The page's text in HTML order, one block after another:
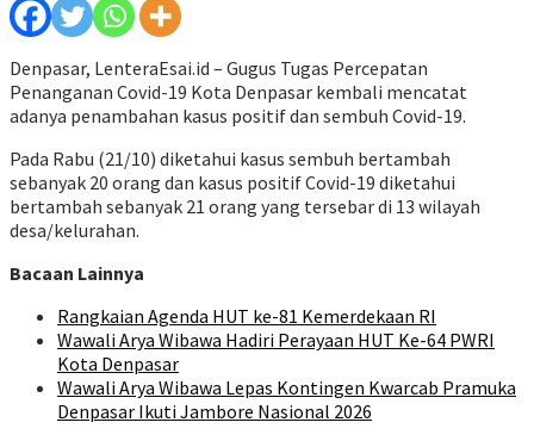
Denpasar, LenteraEsai.id – Gugus Tugas Percepatan
Penanganan Covid-19 Kota Denpasar kembali mencatat
adanya penambahan kasus positif dan sembuh Covid-19.
Pada Rabu (21/10) diketahui kasus sembuh bertambah
sebanyak 20 orang dan kasus positif Covid-19 diketahui
bertambah sebanyak 21 orang yang tersebar di 13 wilayah
desa/kelurahan.
Bacaan Lainnya
Rangkaian Agenda HUT ke-81 Kemerdekaan RI
Wawali Arya Wibawa Hadiri Perayaan HUT Ke-64 PWRI
Kota Denpasar
Wawali Arya Wibawa Lepas Kontingen Kwarcab Pramuka
Denpasar Ikuti Jambore Nasional 2026